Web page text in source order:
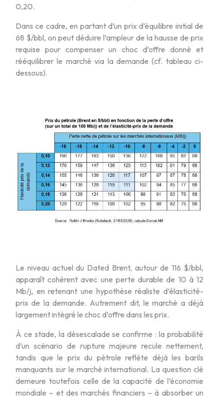
0,20.
Dans ce cadre, en partant d’un prix d’équilibre initial de
68 $/bbl, on peut déduire l’ampleur de la hausse de prix
requise pour compenser un choc d’offre donné et
rééquilibrer le marché via la demande (cf. tableau ci-
dessous).
Le niveau actuel du Dated Brent, autour de 116 $/bbl,
apparaît cohérent avec une perte durable de 10 à 12
Mb/j, en retenant une hypothèse réaliste d’élasticité-
prix de la demande. Autrement dit, le marché a déjà
largement intégré le choc d’offre dans les prix.
À ce stade, la désescalade se confirme : la probabilité
d’un scénario de rupture majeure recule nettement,
tandis que le prix du pétrole reflète déjà les barils
manquants sur le marché international. La question clé
demeure toutefois celle de la capacité de l’économie
mondiale – et des marchés financiers – à absorber un